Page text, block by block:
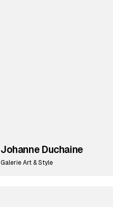
Johanne Duchaine
Galerie Art & Style